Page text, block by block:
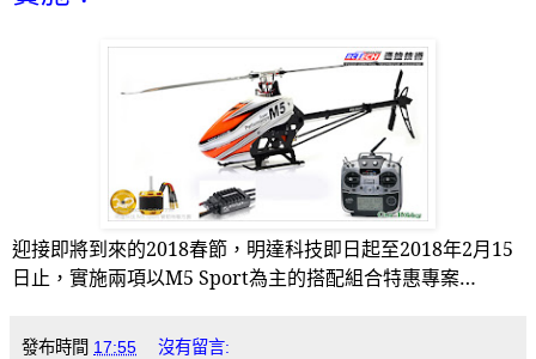
迎接即將到來的2018春節，明達科技即日起至2018年2月15
日止，實施兩項以M5 Sport為主的搭配組合特惠專案…
發布時間 17:55 沒有留言: